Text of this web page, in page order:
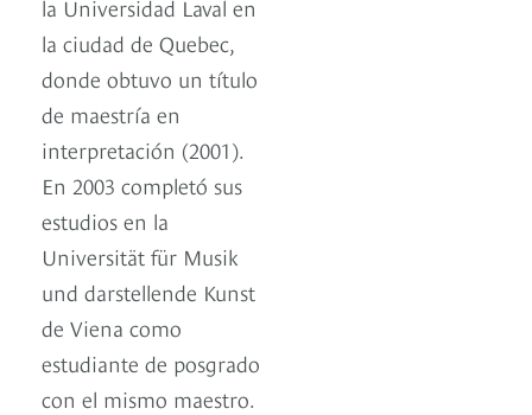
la Universidad Laval en
la ciudad de Quebec,
donde obtuvo un título
de maestría en
interpretación (2001).
En 2003 completó sus
estudios en la
Universität für Musik
und darstellende Kunst
de Viena como
estudiante de posgrado
con el mismo maestro.